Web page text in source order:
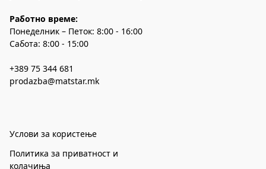
Работно време:
Понеделник – Петок: 8:00 - 16:00
Сабота: 8:00 - 15:00
+389 75 344 681
prodazba@matstar.mk
Услови за користење
Политика за приватност и
колачиња